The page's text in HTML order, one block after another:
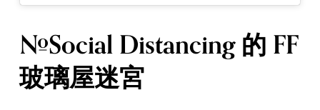
#Social Distancing 的 FF
玻璃屋迷宮